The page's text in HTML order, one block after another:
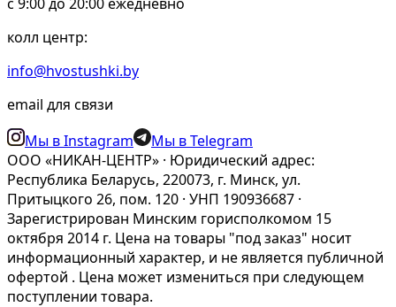
колл центр:
info@hvostushki.by
email для связи
Мы в Instagram
Мы в Telegram
ООО «НИКАН-ЦЕНТР» · Юридический адрес:
Республика Беларусь, 220073, г. Минск, ул.
Притыцкого 26, пом. 120 · УНП 190936687 ·
Зарегистрирован Минским горисполкомом 15
октября 2014 г. Цена на товары "под заказ" носит
информационный характер, и не является публичной
офертой . Цена может измениться при следующем
поступлении товара.